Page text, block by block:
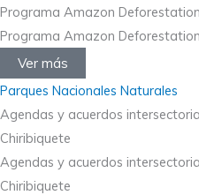
Programa Amazon
Programa Amazon
Ver más
Parques Nacionales Naturales
Agendas y acuerdos
Chiribiquete
Agendas y acuerdos
Chiribiquete